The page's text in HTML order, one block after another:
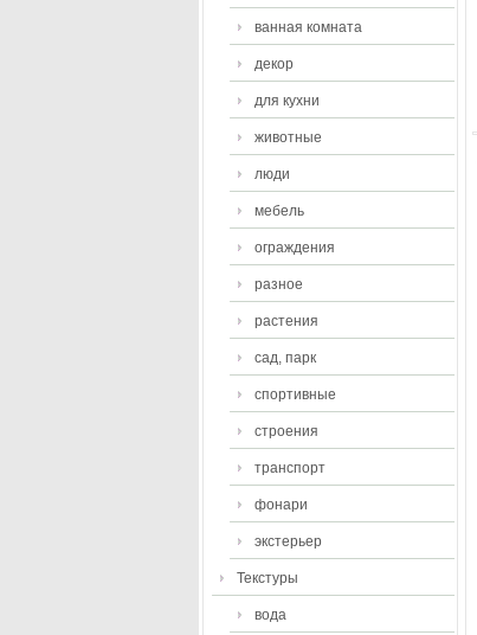
ванная комната
декор
для кухни
животные
люди
мебель
ограждения
разное
растения
сад, парк
спортивные
строения
транспорт
фонари
экстерьер
Текстуры
вода